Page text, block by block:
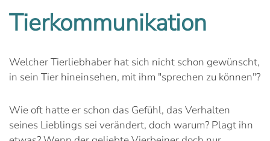
Tierkommunikation
Welcher Tierliebhaber hat sich nicht schon gewünscht,
in sein Tier hineinsehen, mit ihm "sprechen zu können"?
Wie oft hatte er schon das Gefühl, das Verhalten
seines Lieblings sei verändert, doch warum? Plagt ihn